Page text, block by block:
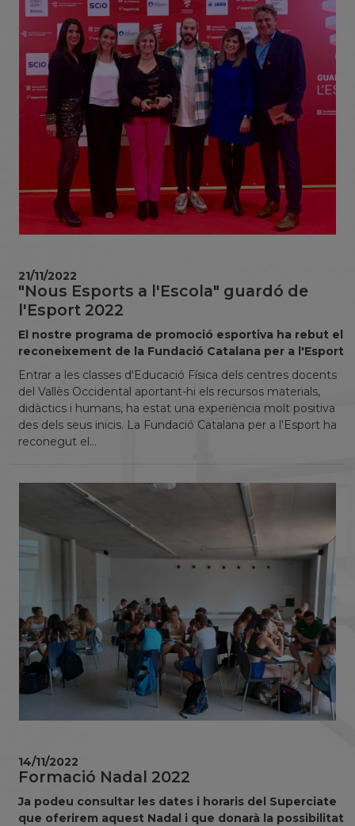
"Nous Esports a l'Escola" guardó de
l'Esport 2022
El nostre programa de promoció esportiva ha rebut el
reconeixement de la Fundació Catalana per a l'Esport
Entrar a les classes d'Educació Física dels centres docents
del Vallès Occidental aportant-hi els recursos materials,
didàctics i humans, ha estat una experiència molt positiva
des dels seus inicis. La Fundació Catalana per a l'Esport ha
reconegut el...
21/11/2022
Formació Nadal 2022
Ja podeu consultar les dates i horaris del Superciate
que oferirem aquest Nadal i que donarà la possibilitat
14/11/2022